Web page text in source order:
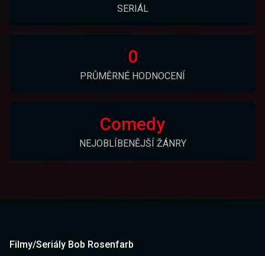
SERIÁL
0
PRŮMĚRNÉ HODNOCENÍ
Comedy
NEJOBLÍBENĚJŠÍ ŽÁNRY
Filmy/Seriály Bob Rosenfarb